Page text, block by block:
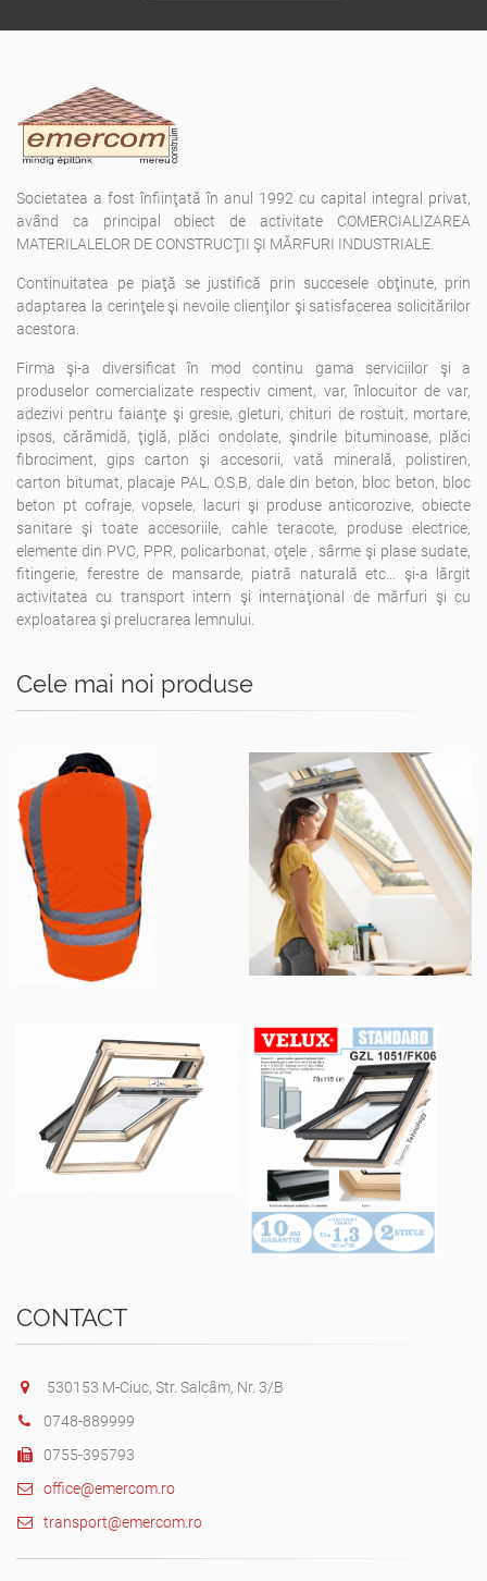
Societatea a fost înfiinţată în anul 1992 cu capital integral privat,
având ca principal obiect de activitate COMERCIALIZAREA
MATERILALELOR DE CONSTRUCŢII ŞI MĂRFURI INDUSTRIALE.
Continuitatea pe piaţă se justifică prin succesele obţinute, prin
adaptarea la cerinţele şi nevoile clienţilor şi satisfacerea solicitărilor
acestora.
Firma şi-a diversificat în mod continu gama serviciilor şi a
produselor comercializate respectiv ciment, var, înlocuitor de var,
adezivi pentru faianţe şi gresie, gleturi, chituri de rostuit, mortare,
ipsos, cărămidă, ţiglă, plăci ondolate, şindrile bituminoase, plăci
fibrociment, gips carton şi accesorii, vată minerală, polistiren,
carton bitumat, placaje PAL, O.S.B, dale din beton, bloc beton, bloc
beton pt cofraje, vopsele, lacuri şi produse anticorozive, obiecte
sanitare şi toate accesoriile, cahle teracote, produse electrice,
elemente din PVC, PPR, policarbonat, oţele , sârme şi plase sudate,
fitingerie, ferestre de mansarde, piatră naturală etc... şi-a lărgit
activitatea cu transport intern şi internaţional de mărfuri şi cu
exploatarea şi prelucrarea lemnului.
Cele mai noi produse
CONTACT
530153 M-Ciuc, Str. Salcâm, Nr. 3/B
0748-889999
0755-395793
office@emercom.ro
transport@emercom.ro